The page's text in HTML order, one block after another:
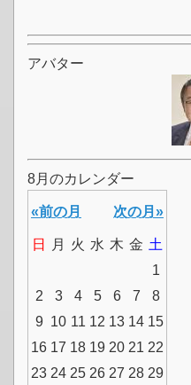
アバター
8月のカレンダー
«前の月 次の月»
日 月 火 水 木 金 土
1
2
3 4 5 6 7
8
9 10 11 12 13 14 15
16 17 18 19 20 21 22
23 24 25 26 27 28 29